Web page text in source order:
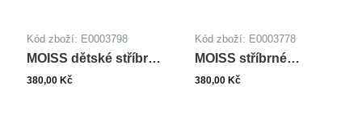
Kód zboží: E0003798
MOISS dětské stříbrné
náušnice SMALT
380,00 Kč
Kód zboží: E0003778
MOISS stříbrné
náušnice
380,00 Kč